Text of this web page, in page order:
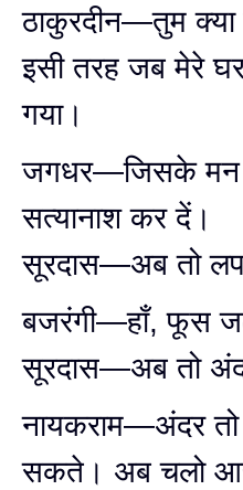
ठाकुरदीन—तुम क्या
इसी तरह जब मेरे घर
गया।
जगधर—जिसके मन
सत्यानाश कर दें।
सूरदास—अब तो
बजरंगी—हाँ, फूस
सूरदास—अब तो
नायकराम—अंदर
सकते। अब चलो